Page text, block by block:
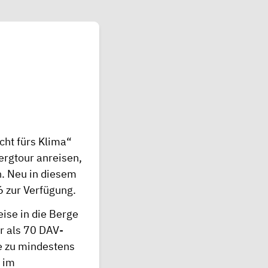
fürs Klima“
anreisen,
Neu in diesem
zur Verfügung.
in die Berge
als 70 DAV-
zu mindestens
im